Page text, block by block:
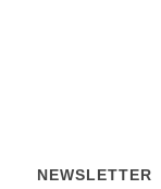
NEWSLETTER